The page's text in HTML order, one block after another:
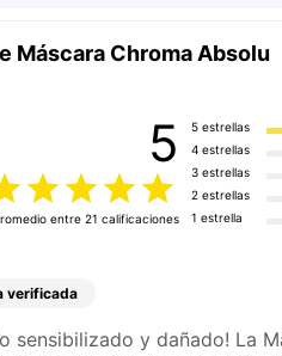
Máscara Chroma Absolu
5
entre 21 calificaciones
5 estrellas
4 estrellas
3 estrellas
2 estrellas
1 estrella
verificada
sensibilizado y dañado! La